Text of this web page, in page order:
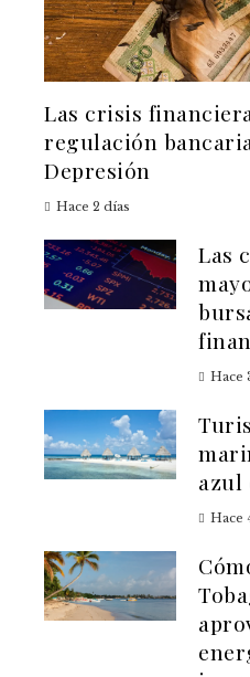
Las crisis
regulación
Depresión
Hace 2 días
Las
Hace
azul
Hace